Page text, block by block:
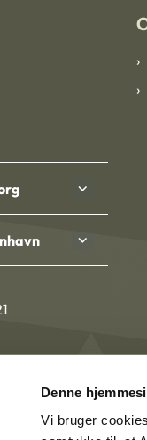
Denne
Vi bruger